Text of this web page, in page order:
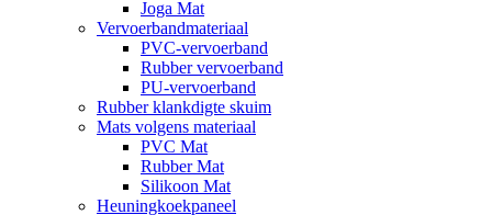
Joga Mat
Vervoerbandmateriaal
PVC-vervoerband
Rubber vervoerband
PU-vervoerband
Rubber klankdigte skuim
Mats volgens materiaal
PVC Mat
Rubber Mat
Silikoon Mat
Heuningkoekpaneel